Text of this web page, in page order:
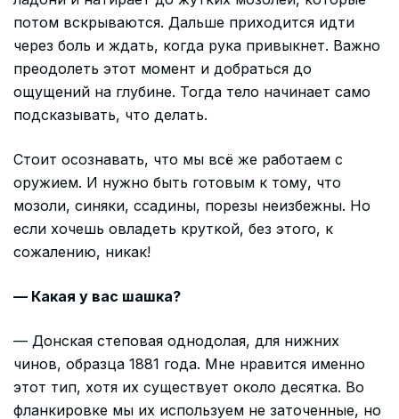
потом вскрываются. Дальше приходится идти
через боль и ждать, когда рука привыкнет. Важно
преодолеть этот момент и добраться до
ощущений на глубине. Тогда тело начинает само
подсказывать, что делать.
Стоит осознавать, что мы всё же работаем с
оружием. И нужно быть готовым к тому, что
мозоли, синяки, ссадины, порезы неизбежны. Но
если хочешь овладеть круткой, без этого, к
сожалению, никак!
— Какая у вас шашка?
— Донская степовая однодолая, для нижних
чинов, образца 1881 года. Мне нравится именно
этот тип, хотя их существует около десятка. Во
фланкировке мы их используем не заточенные, но